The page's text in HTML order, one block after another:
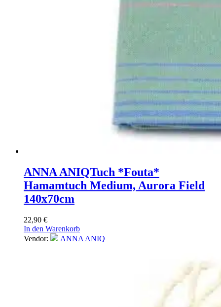
ANNA ANIQTuch *Fouta*
Hamamtuch Medium, Aurora Field
140x70cm
22,90 €
In den Warenkorb
Vendor:
ANNA ANIQ